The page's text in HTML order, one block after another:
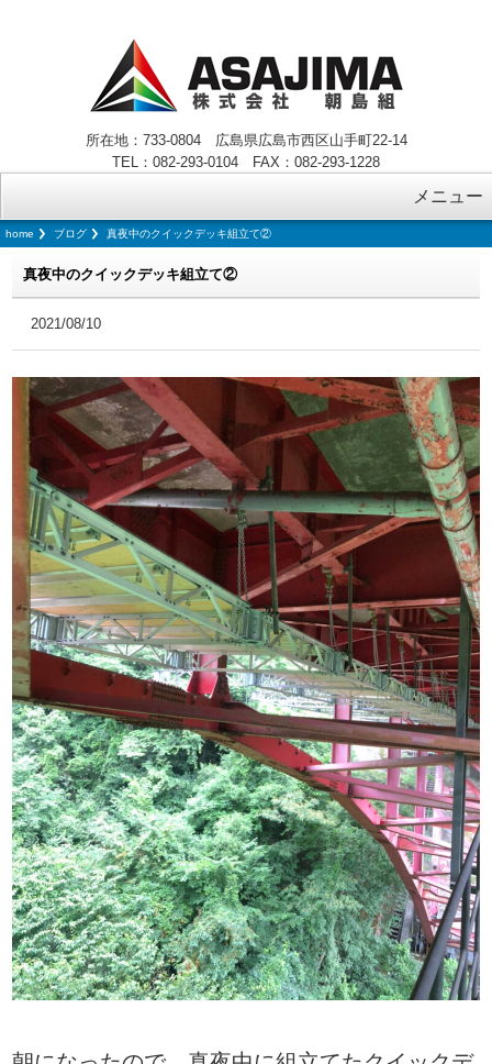
所在地：733-0804 広島県広島市西区山手町22-14
TEL：082-293-0104 FAX：082-293-1228
メニュー
home ブログ 真夜中のクイックデッキ組立て②
真夜中のクイックデッキ組立て②
2021/08/10